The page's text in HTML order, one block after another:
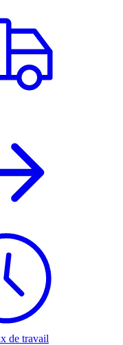
de travail